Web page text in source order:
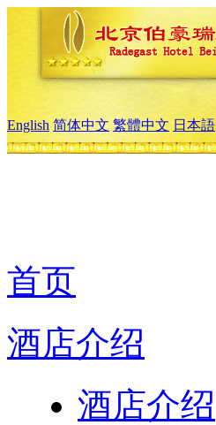
English 简体中文 繁體中文 日本語
首页
酒店介绍
酒店介绍